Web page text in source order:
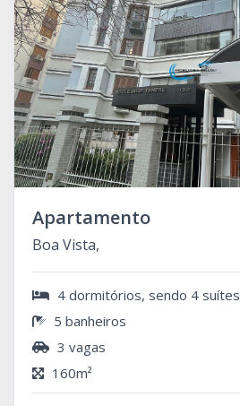
Apartamento
Boa Vista,
4 dormitórios, sendo 4 suítes
5 banheiros
3 vagas
160m²